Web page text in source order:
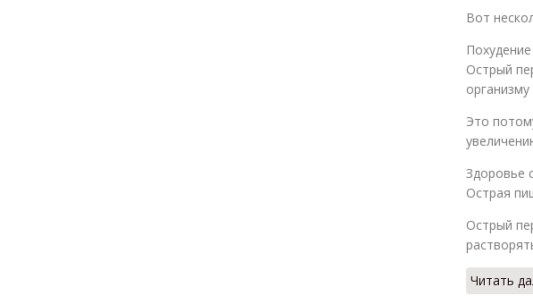
Вот
Похудение
Острый
Это
Здоровье
Острая
Острый
Читать